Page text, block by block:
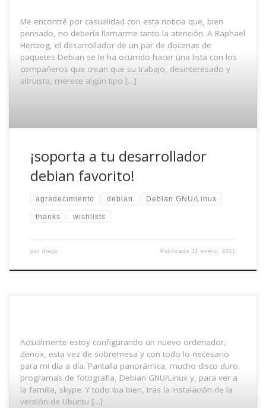
Me encontré por casualidad con esta noticia que, bien
pensado, no debería llamarme tanto la atención. A Raphael
Hertzog, el desarrollador de un par de docenas de
paquetes Debian se le ha ocurrido hacer una lista con los
compañeros que crean que su trabajo, desinteresado y
altruista, merece algún tipo […]
¡soporta a tu desarrollador
debian favorito!
agradecimiento debian Debian GNU/Linux
thanks wishlists
por diego Publicada 11 enero, 2011
Actualmente estoy configurando un nuevo ordenador,
denox, esta vez de sobremesa y con todo lo necesario
para mi día a día. Pantalla panorámica, mucho disco duro,
programas de fotografía, Debian GNU/Linux y, para ver a
la familia, skype. Y todo iba bien, tras la instalación de la
versión de Ubuntu […]